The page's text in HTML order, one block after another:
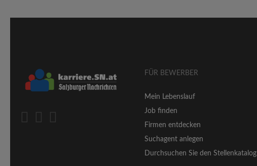
FÜR BEWERBER
Mein Lebenslauf
Job finden
Firmen entdecken
Suchagent anlegen
Durchsuchen Sie den Stellenkatalog